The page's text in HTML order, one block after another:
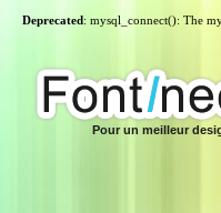
Deprecated: mysql_connect(): The
Pour un meilleur